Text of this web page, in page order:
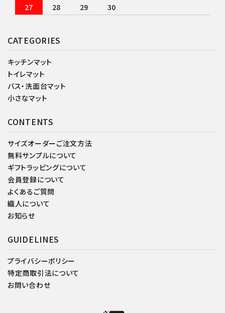
CATEGORIES
キッチンマット
トイレマット
バス・洗面台マット
小さなマット
CONTENTS
サイズオーダーご注文方法
無料サンプルについて
ギフトラッピングについて
会員登録について
よくあるご質問
織人について
お知らせ
GUIDELINES
プライバシーポリシー
特定商取引法について
お問い合わせ
27
28 29 30